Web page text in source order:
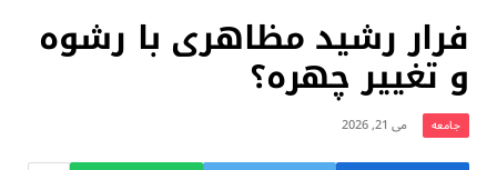
فرار رشید مظاهری با رشوه
و تغییر چهره؟
جامعه می 21, 2026